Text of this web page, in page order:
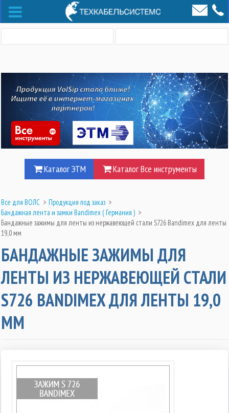
Каталог ЭТМ Каталог Все инструменты
Все для ВОЛС > Продукция под заказ >
Бандажная лента и замки Bandimex ( Германия ) >
Бандажные зажимы для ленты из нержавеющей стали S726 Bandimex для ленты
19,0 мм
БАНДАЖНЫЕ ЗАЖИМЫ ДЛЯ
ЛЕНТЫ ИЗ НЕРЖАВЕЮЩЕЙ СТАЛИ
S726 BANDIMEX ДЛЯ ЛЕНТЫ 19,0
ММ